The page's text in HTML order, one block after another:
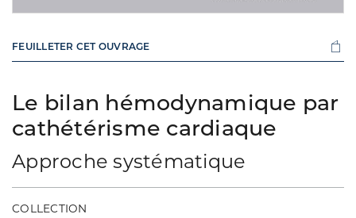
Le bilan hémodynamique par
cathétérisme cardiaque
Approche systématique
COLLECTION
FEUILLETER CET OUVRAGE